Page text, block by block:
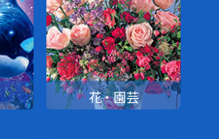
花・園芸